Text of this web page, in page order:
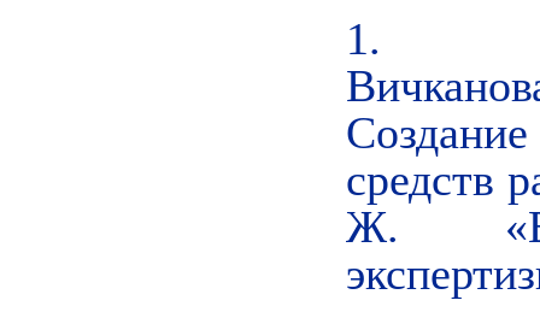
1.
средств
Ж.